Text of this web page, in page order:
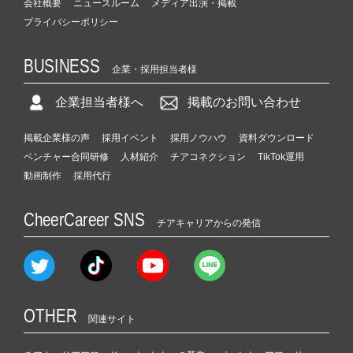
会社概要 ニュースルーム
メディア出演・掲載
プライバシーポリシー
BUSINESS 企業・採用担当者様
企業担当者様へ 掲載のお問い合わせ
掲載企業様の声 採用イベント 採用ノウハウ
資料ダウンロード
ベンチャー合同研修
人材紹介 チアコネクション
TikTok運用
動画制作
採用代行
CheerCareer SNS チアキャリアからの発信
OTHER 関連サイト